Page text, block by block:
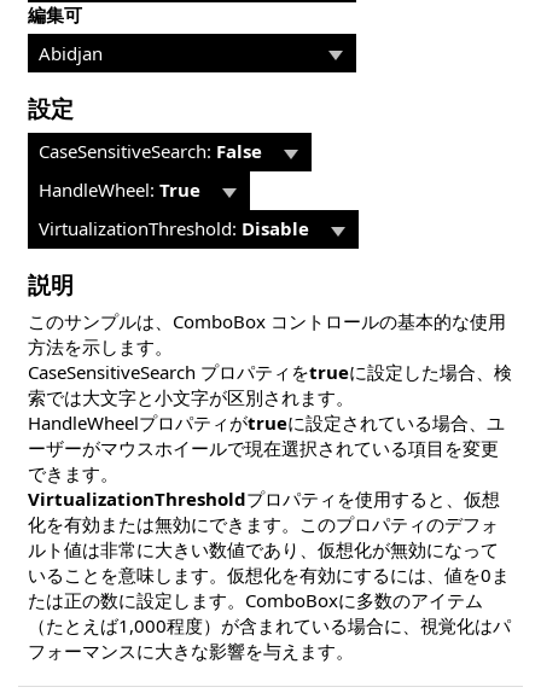
編集可
設定
CaseSensitiveSearch: False
HandleWheel: True
VirtualizationThreshold: Disable
説明
このサンプルは、ComboBox コントロールの基本的な使用
方法を示します。
CaseSensitiveSearch プロパティをtrueに設定した場合、検
索では大文字と小文字が区別されます。
HandleWheelプロパティがtrueに設定され​ている場合、ユ
ーザーがマウスホイールで現在選択されている項目を変更
できます。
VirtualizationThresholdプロパティを使用すると、仮想
化を有効または無効にできます。このプロパティのデフォ
ルト値は非常に大きい数値であり、仮想化が無効になって
いることを意味します。仮想化を有効にするには、値を0ま
たは正の数に設定します。ComboBoxに多数のアイテム
（たとえば1,000程度）が含まれている場合に、視覚化はパ
フォーマンスに大きな影響を与えます。